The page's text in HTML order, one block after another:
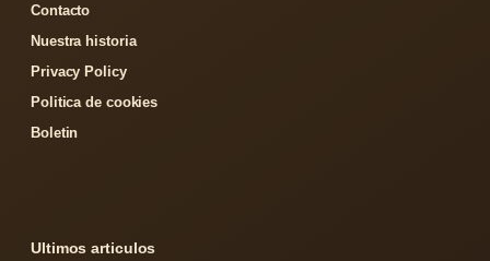
Contacto
Nuestra historia
Privacy Policy
Politica de cookies
Boletin
Ultimos articulos